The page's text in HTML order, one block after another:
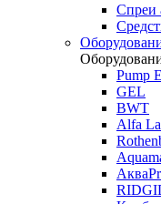
Спреи
Pump
GEL
BWT
Alfa